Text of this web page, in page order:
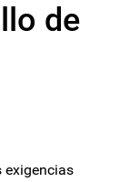
de
exigencias